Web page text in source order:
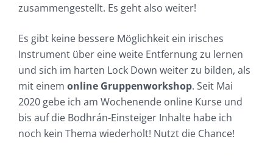
zusammengestellt. Es geht also weiter!
Es gibt keine bessere Möglichkeit ein irisches
Instrument über eine weite Entfernung zu lernen
und sich im harten Lock Down weiter zu bilden, als
mit einem online Gruppenworkshop. Seit Mai
2020 gebe ich am Wochenende online Kurse und
bis auf die Bodhrán-Einsteiger Inhalte habe ich
noch kein Thema wiederholt! Nutzt die Chance!